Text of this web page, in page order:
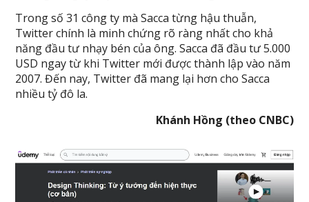
Trong số 31 công ty mà Sacca từng hậu thuẫn,
Twitter chính là minh chứng rõ ràng nhất cho khả
năng đầu tư nhạy bén của ông. Sacca đã đầu tư 5.000
USD ngay từ khi Twitter mới được thành lập vào năm
2007. Đến nay, Twitter đã mang lại hơn cho Sacca
nhiều tỷ đô la.
Khánh Hồng (theo CNBC)